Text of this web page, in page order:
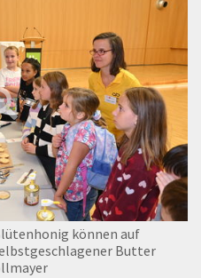
können auf
Butter